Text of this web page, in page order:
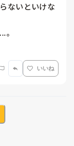
ないといけな
いいね